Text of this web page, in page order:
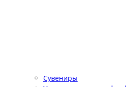
Сувениры